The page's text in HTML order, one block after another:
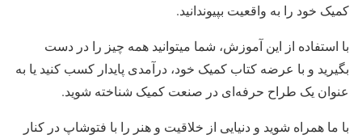
کمیک خود را به واقعیت بپیوندانید.
با استفاده از این آموزش، شما میتوانید همه چیز را در دست
بگیرید و با عرضه کتاب کمیک خود، درآمدی پایدار کسب کنید یا به
عنوان یک طراح حرفه‌ای در صنعت کمیک شناخته شوید.
با ما همراه شوید و دنیایی از خلاقیت و هنر را با فتوشاپ در کنار